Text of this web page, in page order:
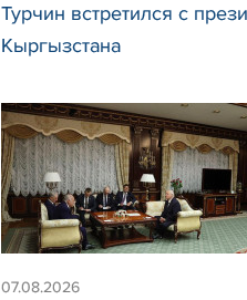
Турчин встретился с
Кыргызстана
07.08.2026